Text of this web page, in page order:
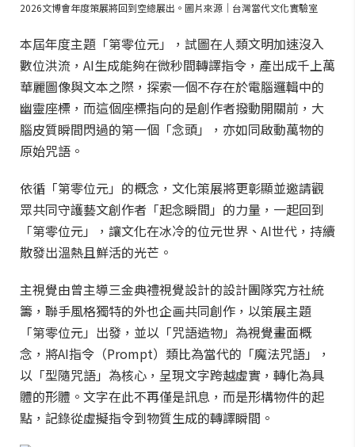
2026文博會年度策展將回到空總展出。圖片來源｜台灣當代文化實驗室
本屆年度主題「第零位元」，試圖在人類文明加速沒入
數位洪流，AI生成能夠在微秒間轉譯指令，產出成千上萬
華麗圖像與文本之際，探索一個不存在於電腦邏輯中的
幽靈座標，而這個座標指向的是創作者撥動開關前，大
腦皮質瞬間閃過的第一個「念頭」，亦如同啟動萬物的
原始咒語。
依循「第零位元」的概念，文化策展將更彰顯並邀請觀
眾共同守護藝文創作者「起念瞬間」的力量，一起回到
「第零位元」，讓文化在冰冷的位元世界、AI世代，持續
散發出溫熱且鮮活的光芒。
主視覺由曾主導三金典禮視覺設計的設計團隊究方社統
籌，聯手風格獨特的外也企画共同創作，以策展主題
「第零位元」出發，並以「咒語造物」為視覺畫面概
念，將AI指令（Prompt）類比為當代的「魔法咒語」，
以「型隨咒語」為核心，呈現文字跨越虛實，轉化為具
體的形體。文字在此不再僅是訊息，而是形構物件的起
點，記錄從虛擬指令到物質生成的轉譯瞬間。